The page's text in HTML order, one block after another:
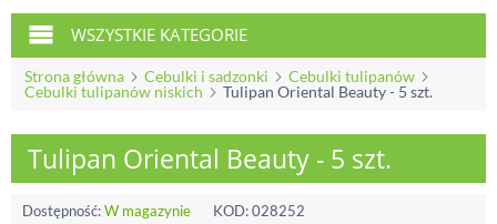
WSZYSTKIE KATEGORIE
Strona główna Cebulki i sadzonki
Cebulki tulipanów
Cebulki tulipanów niskich
Tulipan Oriental Beauty - 5 szt.
Tulipan Oriental Beauty - 5 szt.
Dostępność:W magazynie KOD:028252